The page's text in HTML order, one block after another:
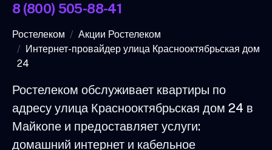
8 (800) 505-88-41
Ростелеком
Акции Ростелеком
Интернет-провайдер улица Краснооктябрьская дом
24
Ростелеком обслуживает квартиры по
адресу улица Краснооктябрьская дом 24 в
Майкопе и предоставляет услуги:
домашний интернет и кабельное